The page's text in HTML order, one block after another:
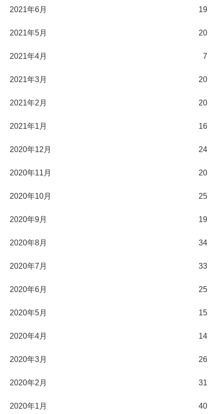
2021年6月 19
2021年5月 20
2021年4月 7
2021年3月 20
2021年2月 20
2021年1月 16
2020年12月 24
2020年11月 20
2020年10月 25
2020年9月 19
2020年8月 34
2020年7月 33
2020年6月 25
2020年5月 15
2020年4月 14
2020年3月 26
2020年2月 31
2020年1月 40